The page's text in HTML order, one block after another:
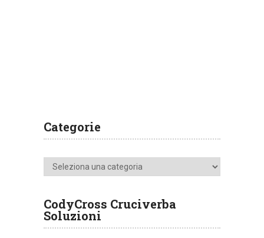
Categorie
Categorie
CodyCross Cruciverba
Soluzioni